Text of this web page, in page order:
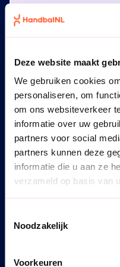
Deze website maakt
We gebruiken cookies
personaliseren, om
om ons websiteverkeer
informatie over uw
partners voor social
partners kunnen deze
informatie die u aan ze
verzameld op basis van
Noodzakelijk
Voorkeuren
gezochte
scheidsrechters
Positief en
Plezier en